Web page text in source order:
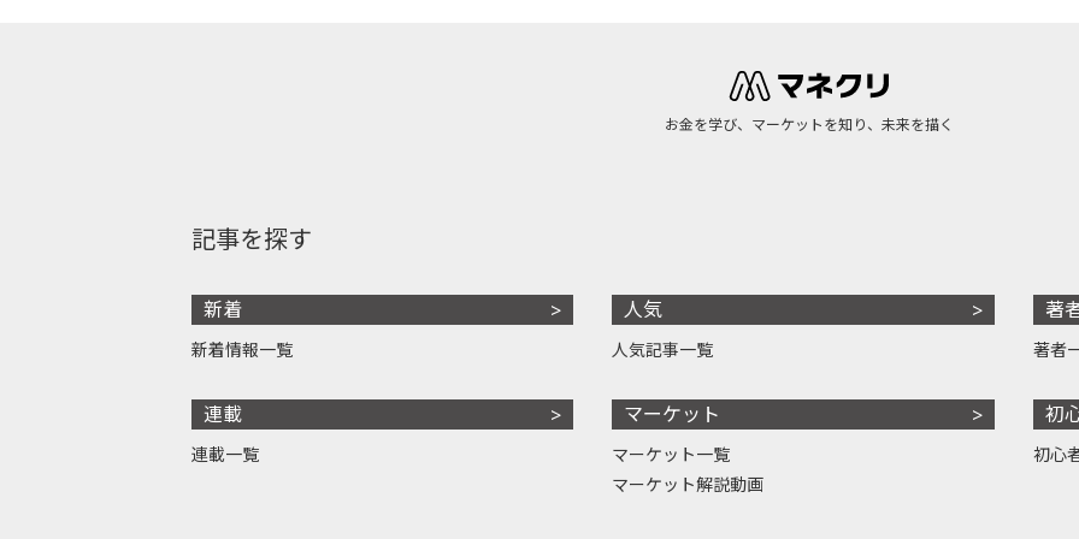
お金を学び、マーケットを知り、未来を描く
記事を探す
新着
新着情報一覧
連載
連載一覧
人気
人気記事一覧
マーケット
マーケット一覧
マーケット解説動画
著
著者
初
初心